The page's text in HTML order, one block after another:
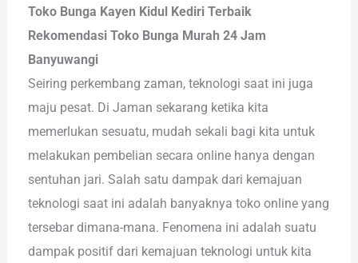
Toko Bunga Kayen Kidul Kediri Terbaik
Rekomendasi Toko Bunga Murah 24 Jam
Banyuwangi
Seiring perkembang zaman, teknologi saat ini juga
maju pesat. Di Jaman sekarang ketika kita
memerlukan sesuatu, mudah sekali bagi kita untuk
melakukan pembelian secara online hanya dengan
sentuhan jari. Salah satu dampak dari kemajuan
teknologi saat ini adalah banyaknya toko online yang
tersebar dimana-mana. Fenomena ini adalah suatu
dampak positif dari kemajuan teknologi untuk kita